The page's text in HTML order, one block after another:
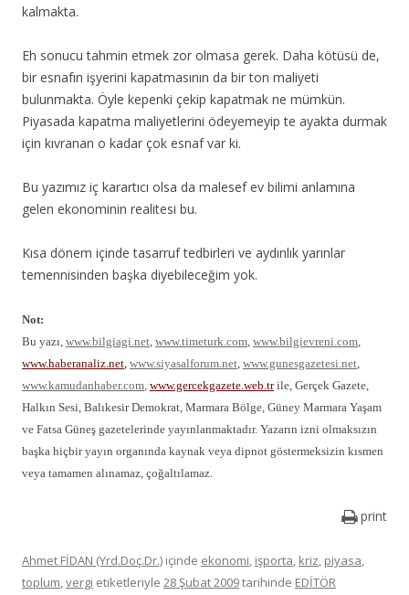
kalmakta.
Eh sonucu tahmin etmek zor olmasa gerek. Daha kötüsü de,
bir esnafın işyerini kapatmasının da bir ton maliyeti
bulunmakta. Öyle kepenki çekip kapatmak ne mümkün.
Piyasada kapatma maliyetlerini ödeyemeyip te ayakta durmak
için kıvranan o kadar çok esnaf var ki.
Bu yazımız iç karartıcı olsa da malesef ev bilimi anlamına
gelen ekonominin realitesi bu.
Kısa dönem içinde tasarruf tedbirleri ve aydınlık yarınlar
temennisinden başka diyebileceğim yok.
Not:
Bu yazı, www.bilgiagi.net, www.timeturk.com, www.bilgievreni.com,
www.haberanaliz.net, www.siyasalforum.net, www.gunesgazetesi.net,
www.kamudanhaber.com, www.gercekgazete.web.trile, Gerçek Gazete,
Halkın Sesi, Balıkesir Demokrat, Marmara Bölge, Güney Marmara Yaşam
ve Fatsa Güneş gazetelerinde yayınlanmaktadır. Yazarın izni olmaksızın
başka hiçbir yayın organında kaynak veya dipnot göstermeksizin kısmen
veya tamamen alınamaz, çoğaltılamaz.
print
Ahmet FİDAN (Yrd.Doç.Dr.) içinde ekonomi, işporta, kriz, piyasa,
toplum,vergi etiketleriyle 28 Şubat 2009tarihinde EDİTÖR